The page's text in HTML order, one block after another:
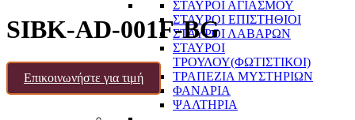
ΣΤΑΥΡΟΙ ΑΓΙΑΣΜΟΥ
ΣΤΑΥΡΟΙ ΕΠΙΣΤΗΘΙΟΙ
ΣΤΑΥΡΟΙ ΛΑΒΑΡΩΝ
ΣΤΑΥΡΟΙ
ΤΡΟΥΛΟΥ(ΦΩΤΙΣΤΙΚΟΙ)
ΤΡΑΠΕΖΙΑ ΜΥΣΤΗΡΙΩΝ
ΦΑΝΑΡΙΑ
ΨΑΛΤΗΡΙΑ
SIBK-AD-001F-BG
Επικοινωνήστε για τιμή